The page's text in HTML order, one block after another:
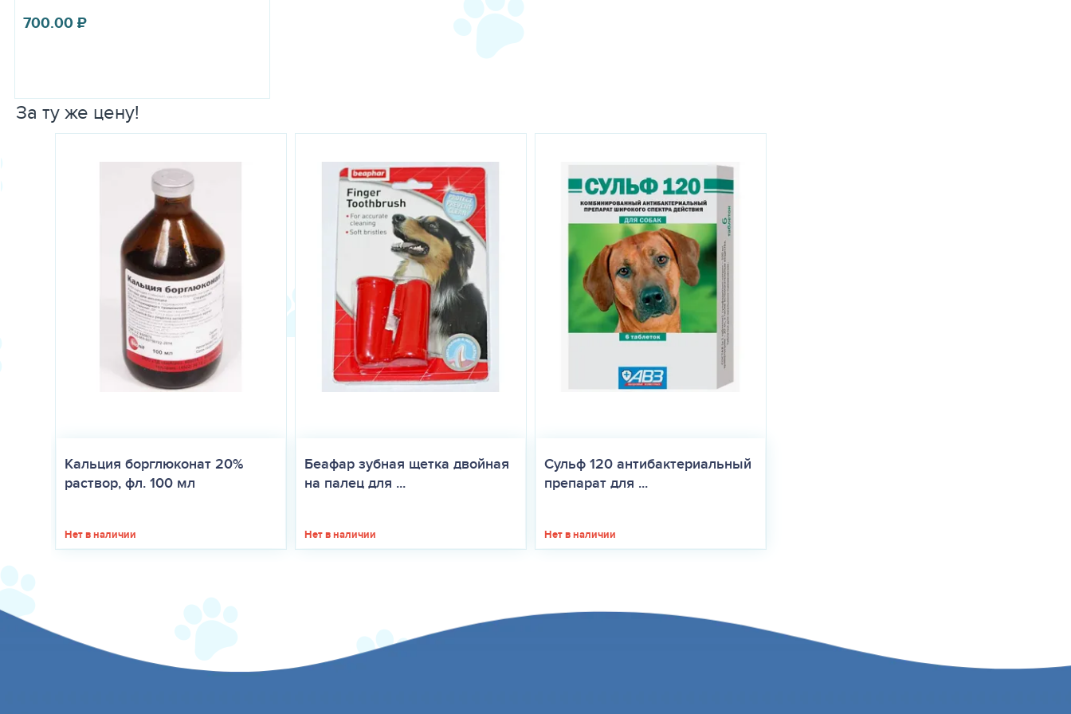
700.00₽
За ту же цену!
Кальция борглюконат 20%
раствор, фл. 100 мл
Нет в наличии
Беафар зубная щетка двойная
на палец для ...
Нет в наличии
Сульф 120 антибактериальный
препарат для ...
Нет в наличии